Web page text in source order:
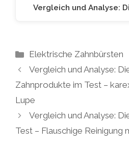
Vergleich und Analyse:
Kategorien
Elektrische Zahnbürsten
Vergleich und Analyse:
Zahnprodukte im Test –
Lupe
Vergleich und Analyse:
Test – Flauschige Reinigung